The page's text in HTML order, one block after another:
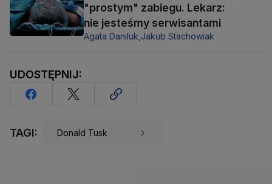
"prostym" zabiegu. Lekarz:
nie jesteśmy serwisantami
Agata Daniluk, Jakub Stachowiak
UDOSTĘPNIJ:
TAGI: Donald Tusk